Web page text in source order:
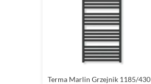
Terma Marlin Grzejnik 1185/430